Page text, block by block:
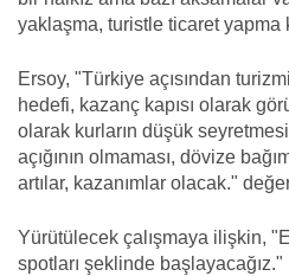
yaklaşma, turistle ticaret
Ersoy, "Türkiye açısından
hedefi, kazanç kapısı olarak
olarak kurların düşük
açığının olmaması, dövize
artılar, kazanımlar olacak."
Yürütülecek çalışmaya ilişkin,
spotları şeklinde